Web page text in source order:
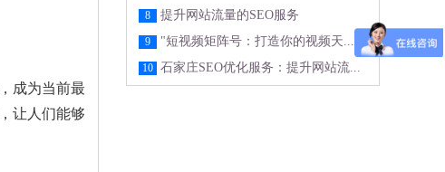
成为当前最
让人们能够
8 提升网站流量的SEO服务
9 "短视频矩阵号：打造你的视频天...
10 石家庄SEO优化服务：提升网站流...